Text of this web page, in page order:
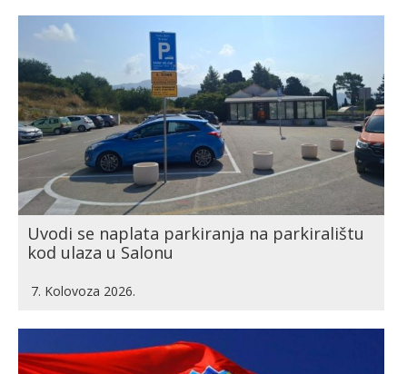
Uvodi se naplata parkiranja na parkiralištu
kod ulaza u Salonu
7. Kolovoza 2026.